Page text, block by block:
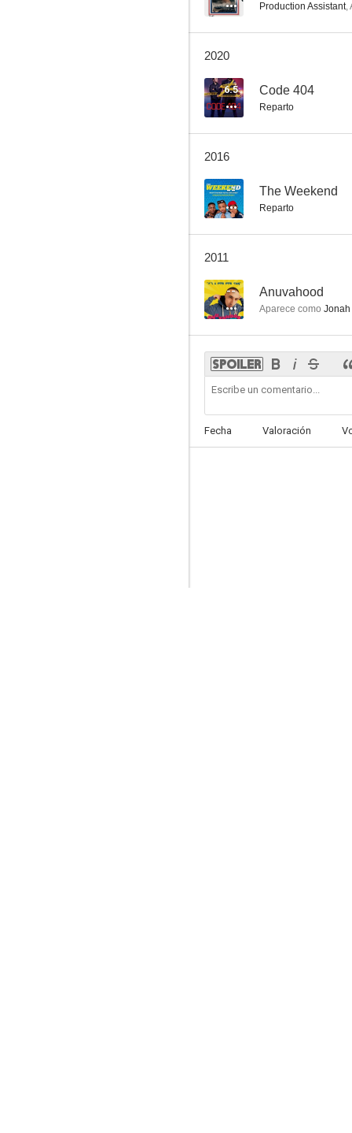
Production Assistant,
2020
6.5 Code 404
Reparto
2016
-- The Weekend
Reparto
2011
-- Anuvahood
Aparece como
Fecha Valoración